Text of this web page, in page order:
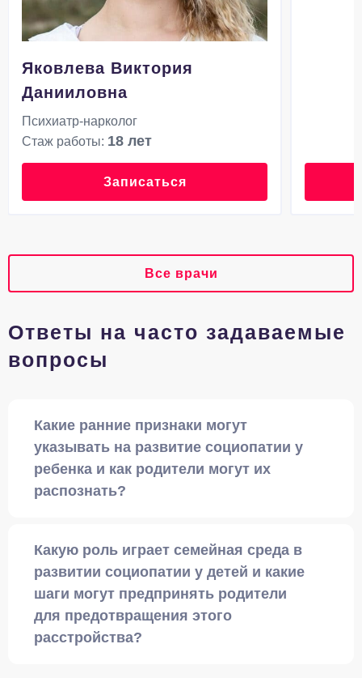
Яковлева Виктория
Данииловна
Психиатр-нарколог
Стаж работы: 18 лет
Записаться
Все врачи
Ответы на часто задаваемые
вопросы
Какие ранние признаки могут
указывать на развитие социопатии у
ребенка и как родители могут их
распознать?
Какую роль играет семейная среда в
развитии социопатии у детей и какие
шаги могут предпринять родители
для предотвращения этого
расстройства?